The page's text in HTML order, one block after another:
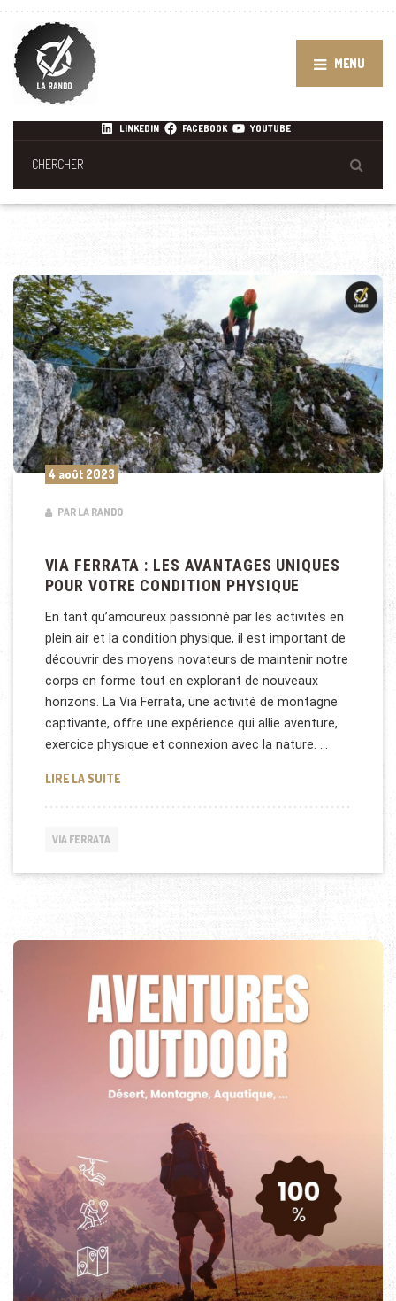
MENU
LINKEDIN FACEBOOK YOUTUBE
4 août 2023
PAR LA RANDO
VIA FERRATA : LES AVANTAGES UNIQUES
POUR VOTRE CONDITION PHYSIQUE
En tant qu’amoureux passionné par les activités en
plein air et la condition physique, il est important de
découvrir des moyens novateurs de maintenir notre
corps en forme tout en explorant de nouveaux
horizons. La Via Ferrata, une activité de montagne
captivante, offre une expérience qui allie aventure,
exercice physique et connexion avec la nature. …
LIRE LA SUITEVIA FERRATA : LES AVANTAGES UNIQUES POUR
VIA FERRATA